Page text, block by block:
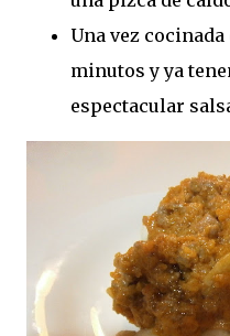
Una vez
minutos y ya
espectacular